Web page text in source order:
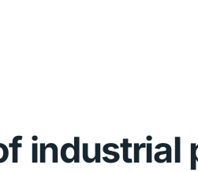
industrial